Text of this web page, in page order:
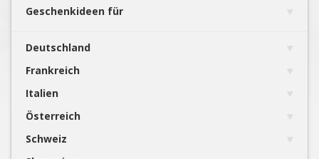
Geschenkideen für
Deutschland
Frankreich
Italien
Österreich
Schweiz